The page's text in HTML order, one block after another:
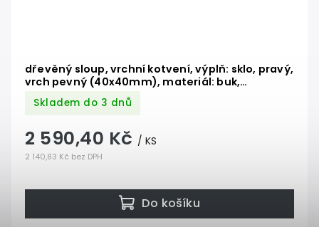
dřevěný sloup, vrchní kotvení, výplň: sklo, pravý,
vrch pevný (40x40mm), materiál: buk,
broušený povrch s nátěrem, BORI (bezbarvý)
Skladem do 3 dnů
2 140,83 Kč bez DPH
2 590,40 Kč / KS
Do košíku